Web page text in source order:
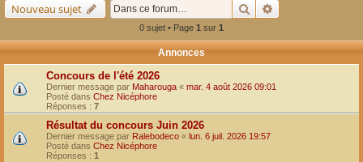
Nouveau sujet Rechercher
0 sujet • Page 1 sur 1
Annonces
Concours de l'été 2026
Dernier message par Maharouga « mar. 4 août 2026 09:01
Posté dans Chez Nicéphore
Réponses : 7
Résultat du concours Juin 2026
Dernier message par Ralebodeco « lun. 6 juil. 2026 19:57
Posté dans Chez Nicéphore
Réponses : 1